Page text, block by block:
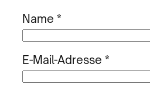
Name *
E-Mail-Adresse *